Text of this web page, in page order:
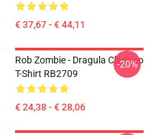
€ 37,67 - € 44,11
Rob Zombie - Dragula Clássico
T-Shirt RB2709
€ 24,38 - € 28,06
-20%